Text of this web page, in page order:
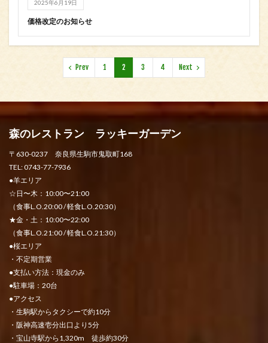
2025年6月19日
価格改定のお知らせ
Prev 1 2 3 4 Next
森のレストラン ラッキーガーデン
〒630-0237 奈良県生駒市鬼取町168
TEL: 0743-77-7936
●羊エリア
☆日〜木：10:00〜21:00
（食事L.O.20:00 / 軽食L.O.20:30）
★金・土：10:00〜22:00
（食事L.O.21:00 / 軽食L.O.21:30）
●桜エリア
・不定期営業
●支払い方法：現金のみ
●駐車場：20台
●アクセス
・生駒駅からタクシーで約10分
・阪神高速壱分出口より5分
・宝山寺駅から1,320m 徒歩約30分